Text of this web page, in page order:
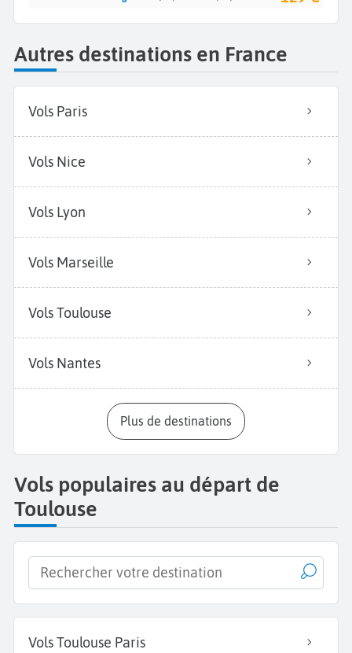
Autres destinations en France
Vols Paris
Vols Nice
Vols Lyon
Vols Marseille
Vols Toulouse
Vols Nantes
Plus de destinations
Vols populaires au départ de
Toulouse
Vols Toulouse Paris